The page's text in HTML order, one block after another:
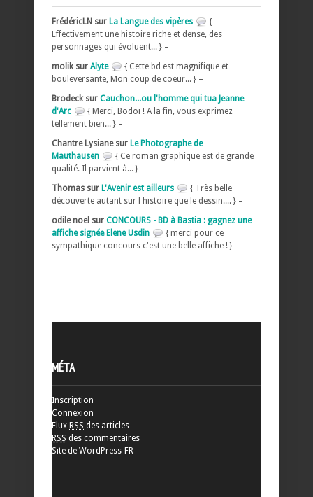
FrédéricLN sur La Langue des vipères
{
Effectivement une histoire riche et dense, des
personnages qui évoluent... } –
molik sur Alyte
{ Cette bd est magnifique et
bouleversante, Mon coup de coeur... } –
Brodeck sur Cauchon...ou l'homme qui tua Jeanne
d'Arc
{ Merci, Bodoï ! A la fin, vous exprimez
tellement bien... } –
Chantre Lysiane sur Le Photographe de
Mauthausen
{ Ce roman graphique est de grande
qualité. Il parvient à... } –
Thomas sur L'Avenir est ailleurs
{ Très belle
découverte autant sur l histoire que le dessin.... } –
odile noel sur CONCOURS - BD à Bastia : gagnez une
affiche signée Elene Usdin
{ merci pour ce
sympathique concours c'est une belle affiche ! } –
MÉTA
Inscription
Connexion
Flux RSS des articles
RSS des commentaires
Site de WordPress-FR